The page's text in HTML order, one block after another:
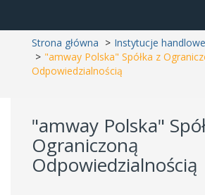
Strona główna
Instytucje handlowe
"amway Polska" Spółka z
Odpowiedzialnością
"amway Polska"
Ograniczoną
Odpowiedzialnością